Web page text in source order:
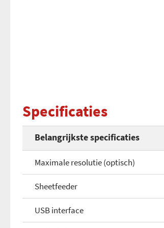
Specificaties
Belangrijkste specificaties
Maximale resolutie (optisch)
Sheetfeeder
USB interface